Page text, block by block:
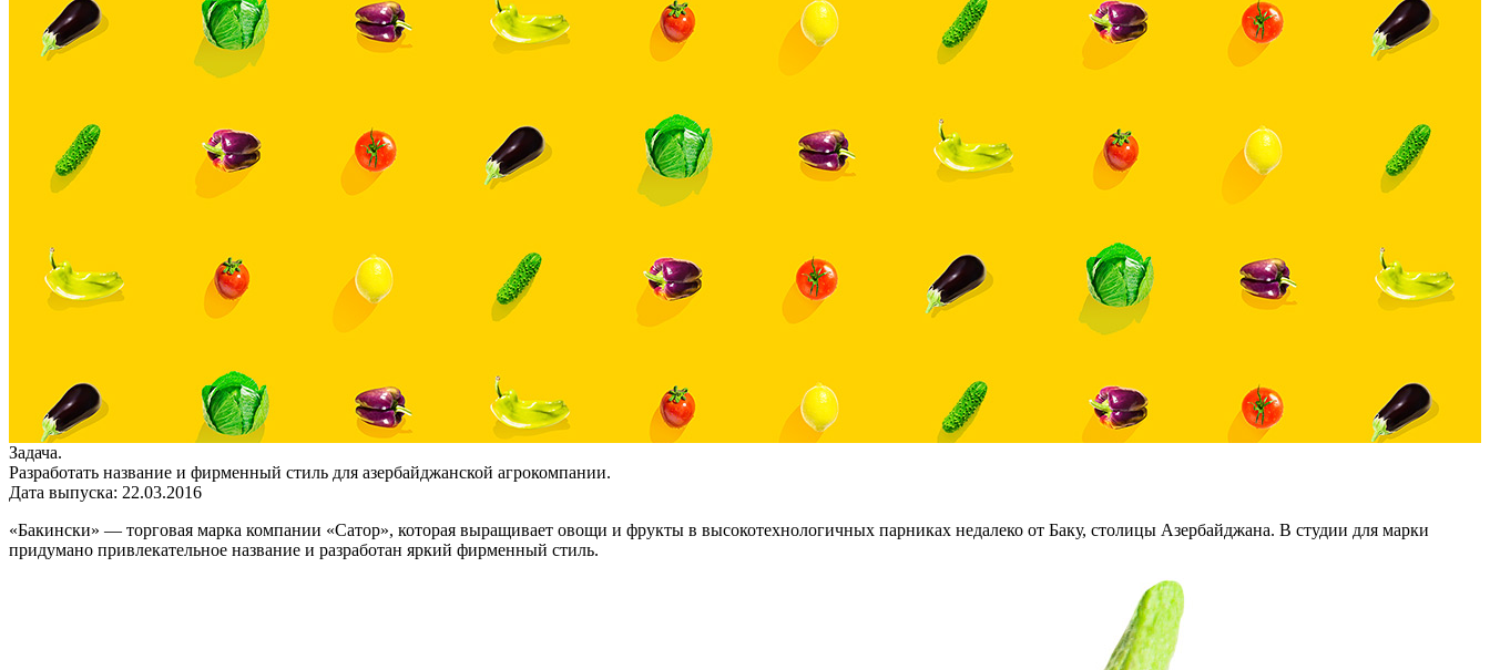
Задача.
Разработать название и фирменный стиль для азербайджанской агрокомпании.
Дата выпуска: 22.03.2016
«Бакински» — торговая марка компании «Сатор», которая выращивает овощи и фрукты в высокотехнологичных парниках недалеко от Баку, столицы Азербайджана. В студии для марки
придумано привлекательное название и разработан яркий фирменный стиль.